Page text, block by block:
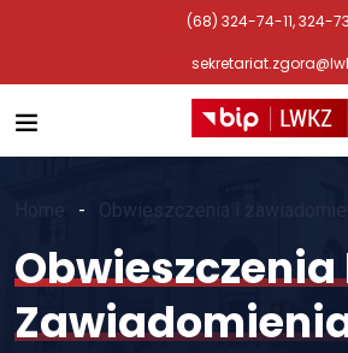
(68) 324-74-11, 324-
Obwieszczenia i
Obwieszczenia